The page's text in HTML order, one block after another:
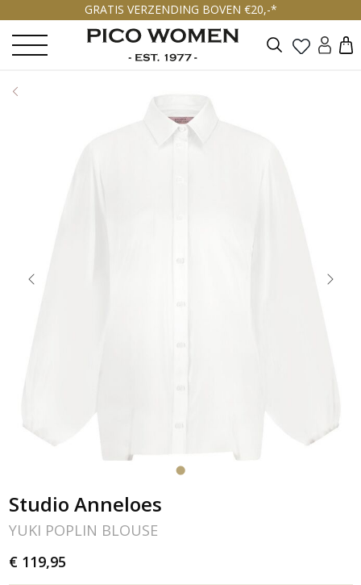
GRATIS VERZENDING BOVEN €20,-*
Zoeken
Studio Anneloes
YUKI POPLIN BLOUSE
€ 119,95